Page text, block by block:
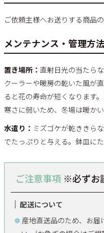
ご依頼主様へお送りする商品
メンテナンス・管理方
置き場所： 直射日光の当たら
クーラーや暖房の乾いた風が
ると花の寿命が短くなります。
寒さに弱いため、冬場は暖かい
水遣り： ミズゴケが乾ききら
でたっぷりと与える。鉢皿に
ご注意事項 ※必ずお
配送について
産地直送品のため、お届